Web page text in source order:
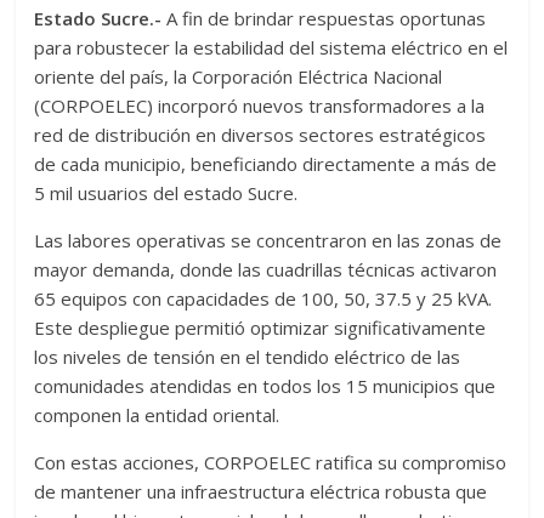
Estado Sucre.- A fin de brindar respuestas oportunas
para robustecer la estabilidad del sistema eléctrico en el
oriente del país, la Corporación Eléctrica Nacional
(CORPOELEC) incorporó nuevos transformadores a la
red de distribución en diversos sectores estratégicos
de cada municipio, beneficiando directamente a más de
5 mil usuarios del estado Sucre.
Las labores operativas se concentraron en las zonas de
mayor demanda, donde las cuadrillas técnicas activaron
65 equipos con capacidades de 100, 50, 37.5 y 25 kVA.
Este despliegue permitió optimizar significativamente
los niveles de tensión en el tendido eléctrico de las
comunidades atendidas en todos los 15 municipios que
componen la entidad oriental.
Con estas acciones, CORPOELEC ratifica su compromiso
de mantener una infraestructura eléctrica robusta que